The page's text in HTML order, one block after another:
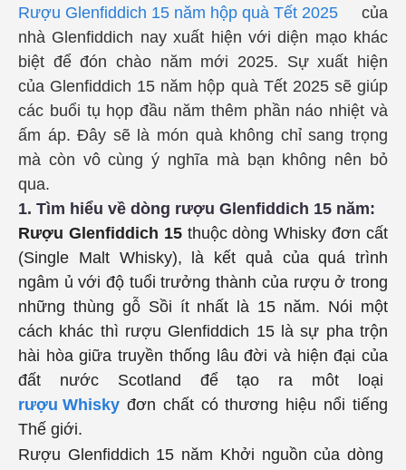
Rượu Glenfiddich 15 năm hộp quà Tết 2025 của
nhà Glenfiddich nay xuất hiện với diện mạo khác
biệt để đón chào năm mới 2025. Sự xuất hiện
của Glenfiddich 15 năm hộp quà Tết 2025 sẽ giúp
các buổi tụ họp đầu năm thêm phần náo nhiệt và
ấm áp. Đây sẽ là món quà không chỉ sang trọng
mà còn vô cùng ý nghĩa mà bạn không nên bỏ
qua.
1. Tìm hiểu về dòng rượu Glenfiddich 15 năm:
Rượu Glenfiddich 15thuộc dòng Whisky đơn cất
(Single Malt Whisky), là kết quả của quá trình
ngâm ủ với độ tuổi trưởng thành của rượu ở trong
những thùng gỗ Sồi ít nhất là 15 năm. Nói một
cách khác thì rượu Glenfiddich 15là sự pha trộn
hài hòa giữa truyền thống lâu đời và hiện đại của
đất nước Scotland để tạo ra môt loại
rượu Whisky đơn chất có thương hiệu nổi tiếng
Thế giới.
Rượu Glenfiddich 15 năm Khởi nguồn của dòng